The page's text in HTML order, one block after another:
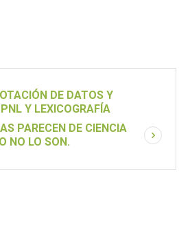
DE DATOS Y
Y LEXICOGRAFÍA
PARECEN DE CIENCIA
NO LO SON.